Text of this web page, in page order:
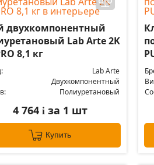
двухкомпонентный
Lab Arte 2K
8,1 кг
Lab Arte
Двухкомпонентный
Полиуретановый
4 764 iза 1 шт
Купить